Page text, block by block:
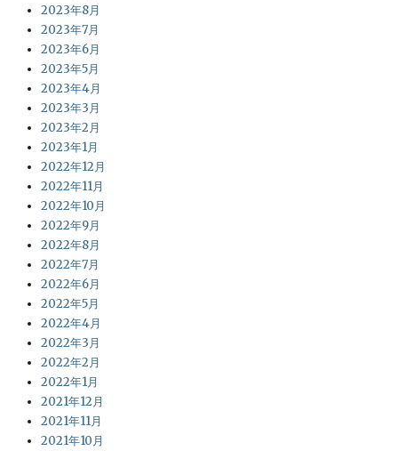
2023年8月
2023年7月
2023年6月
2023年5月
2023年4月
2023年3月
2023年2月
2023年1月
2022年12月
2022年11月
2022年10月
2022年9月
2022年8月
2022年7月
2022年6月
2022年5月
2022年4月
2022年3月
2022年2月
2022年1月
2021年12月
2021年11月
2021年10月